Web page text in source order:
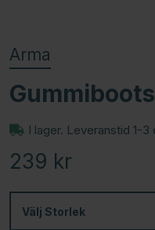
Arma
I lager. Leveranstid 1-3
239 kr
Välj Storlek